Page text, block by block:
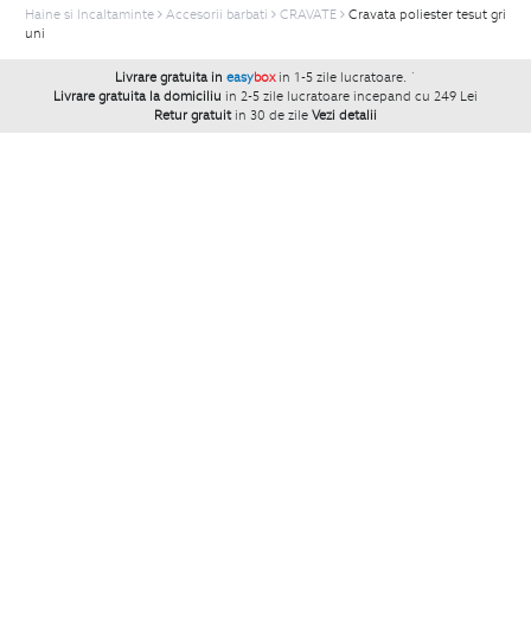
Haine si Incaltaminte Accesorii barbati CRAVATE
Cravata poliester tesut gri
uni
Livrare gratuita in easybox in 1-5 zile lucratoare. `
Livrare gratuita la domiciliu in 2-5 zile lucratoare incepand cu 249 Lei
Retur gratuit in 30 de zile Vezi detalii